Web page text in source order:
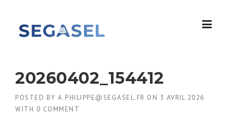
content
20260402_154412
POSTED BY A.PHILIPPE@SEGASEL.FR ON 3 AVRIL 2026
WITH 0 COMMENT